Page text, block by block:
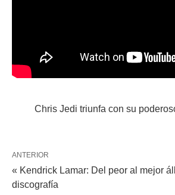
Chris Jedi triunfa con su
ANTERIOR
« Kendrick Lamar: Del peor al mejor
discografía